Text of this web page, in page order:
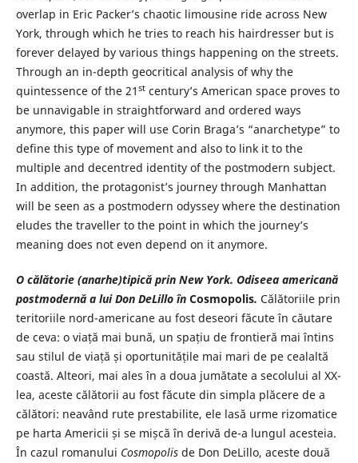
overlap in Eric Packer’s chaotic limousine ride across New
York, through which he tries to reach his hairdresser but is
forever delayed by various things happening on the streets.
Through an in-depth geocritical analysis of why the
quintessence of the 21 stcentury’s American space proves to
be unnavigable in straightforward and ordered ways
anymore, this paper will use Corin Braga’s “anarchetype” to
define this type of movement and also to link it to the
multiple and decentred identity of the postmodern subject.
In addition, the protagonist’s journey through Manhattan
will be seen as a postmodern odyssey where the destination
eludes the traveller to the point in which the journey’s
meaning does not even depend on it anymore.
O călătorie (anarhe)tipică prin New York. Odiseea americană
postmodernă a lui Don DeLillo în Cosmopolis. Călătoriile prin
teritoriile nord-americane au fost deseori făcute în căutare
de ceva: o viață mai bună, un spațiu de frontieră mai întins
sau stilul de viață și oportunitățile mai mari de pe cealaltă
coastă. Alteori, mai ales în a doua jumătate a secolului al XX-
lea, aceste călătorii au fost făcute din simpla plăcere de a
călători: neavând rute prestabilite, ele lasă urme rizomatice
pe harta Americii și se mișcă în derivă de-a lungul acesteia.
În cazul romanului Cosmopolisde Don DeLillo, aceste două